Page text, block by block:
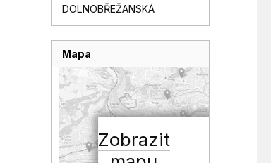
DOLNOBŘEŽANSKÁ
Mapa
Zobrazit